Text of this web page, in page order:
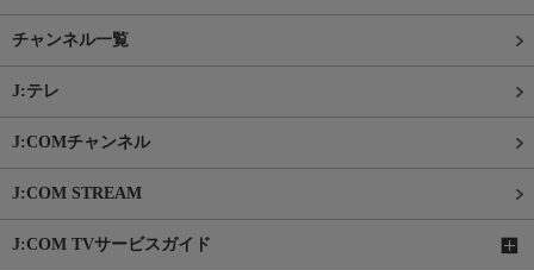
チャンネル一覧
J:テレ
J:COMチャンネル
J:COM STREAM
J:COM TVサービスガイド